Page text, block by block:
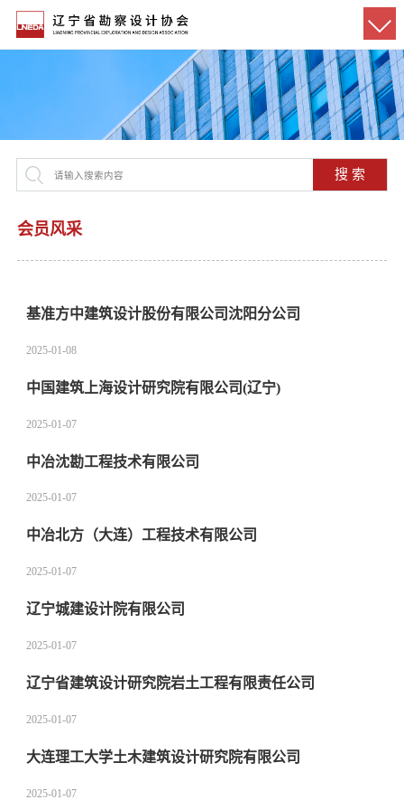
搜 索
会员风采
基准方中建筑设计股份有限公司沈阳分公司
2025-01-08
中国建筑上海设计研究院有限公司(辽宁)
2025-01-07
中冶沈勘工程技术有限公司
2025-01-07
中冶北方（大连）工程技术有限公司
2025-01-07
辽宁城建设计院有限公司
2025-01-07
辽宁省建筑设计研究院岩土工程有限责任公司
2025-01-07
大连理工大学土木建筑设计研究院有限公司
2025-01-07